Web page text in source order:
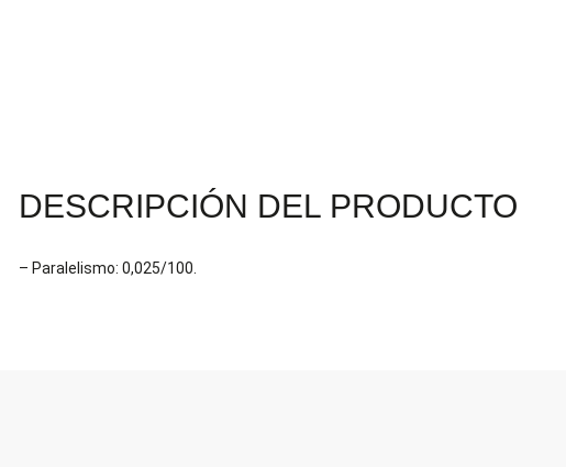
DESCRIPCIÓN DEL PRODUCTO
– Paralelismo: 0,025/100.